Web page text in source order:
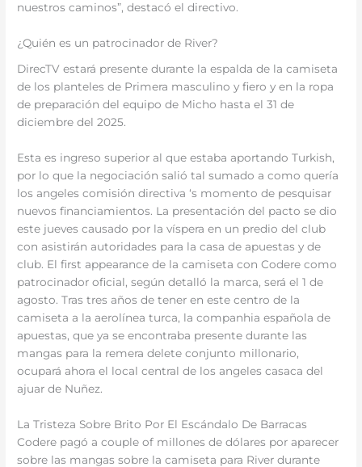
nuestros caminos”, destacó el directivo.
¿Quién es un patrocinador de River?
DirecTV estará presente durante la espalda de la camiseta
de los planteles de Primera masculino y fiero y en la ropa
de preparación del equipo de Micho hasta el 31 de
diciembre del 2025.
Esta es ingreso superior al que estaba aportando Turkish,
por lo que la negociación salió tal sumado a como quería
los angeles comisión directiva ‘s momento de pesquisar
nuevos financiamientos. La presentación del pacto se dio
este jueves causado por la víspera en un predio del club
con asistirán autoridades para la casa de apuestas y de
club. El first appearance de la camiseta con Codere como
patrocinador oficial, según detalló la marca, será el 1 de
agosto. Tras tres años de tener en este centro de la
camiseta a la aerolínea turca, la companhia española de
apuestas, que ya se encontraba presente durante las
mangas para la remera delete conjunto millonario,
ocupará ahora el local central de los angeles casaca del
ajuar de Nuñez.
La Tristeza Sobre Brito Por El Escándalo De Barracas
Codere pagó a couple of millones de dólares por aparecer
sobre las mangas sobre la camiseta para River durante